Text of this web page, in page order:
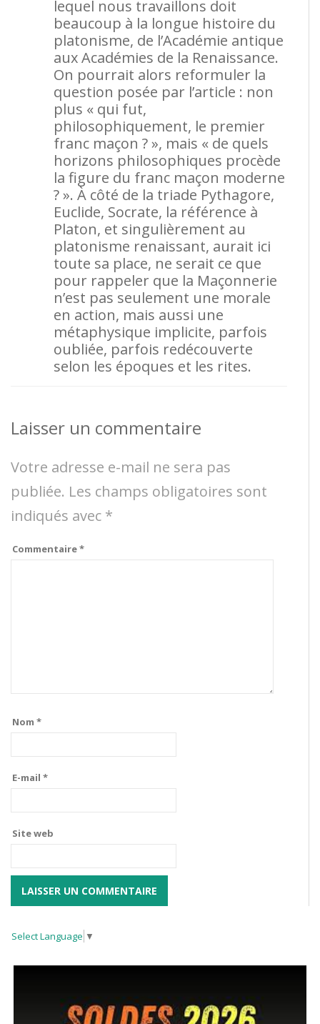
lequel nous travaillons doit
beaucoup à la longue histoire du
platonisme, de l’Académie antique
aux Académies de la Renaissance.
On pourrait alors reformuler la
question posée par l’article : non
plus « qui fut,
philosophiquement, le premier
franc maçon ? », mais « de quels
horizons philosophiques procède
la figure du franc maçon moderne
? ». À côté de la triade Pythagore,
Euclide, Socrate, la référence à
Platon, et singulièrement au
platonisme renaissant, aurait ici
toute sa place, ne serait ce que
pour rappeler que la Maçonnerie
n’est pas seulement une morale
en action, mais aussi une
métaphysique implicite, parfois
oubliée, parfois redécouverte
selon les époques et les rites.
Laisser un commentaire
Votre adresse e-mail ne sera pas
publiée. Les champs obligatoires sont
indiqués avec *
Commentaire*
Nom *
E-mail *
Site web
Select Language ▼